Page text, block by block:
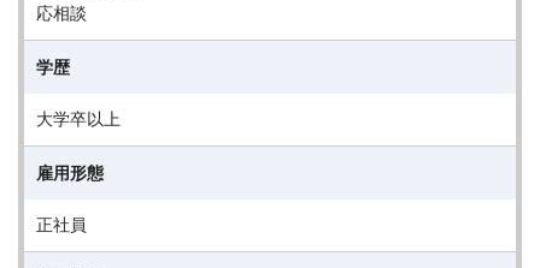
応相談
学歴
大学卒以上
雇用形態
正社員